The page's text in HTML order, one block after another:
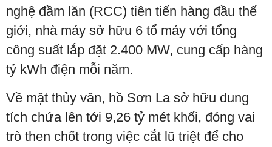
nghệ đầm lăn (RCC) tiên tiến hàng đầu thế
giới, nhà máy sở hữu 6 tổ máy với tổng
công suất lắp đặt 2.400 MW, cung cấp hàng
tỷ kWh điện mỗi năm.
Về mặt thủy văn, hồ Sơn La sở hữu dung
tích chứa lên tới 9,26 tỷ mét khối, đóng vai
trò then chốt trong việc cắt lũ triệt để cho